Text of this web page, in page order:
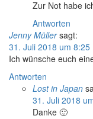
Zur Not habe
Antworten
Jenny Müller sagt:
31. Juli 2018 um 8:25
Ich wünsche euch
Antworten
Lost in Japan
31. Juli 2018
Danke 🙂